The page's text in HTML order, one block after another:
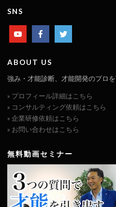
SNS
ABOUT US
強み・才能診断、才能開発のプロ
» プロフィール詳細はこちら
» コンサルティング依頼はこちら
» 企業研修依頼はこちら
» お問い合わせはこちら
無料動画セミナー